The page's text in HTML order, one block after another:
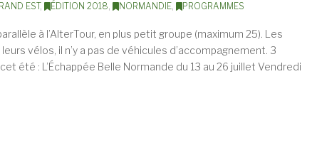
EST, ÉDITION 2018, NORMANDIE, PROGRAMMES
à l’AlterTour, en plus petit groupe (maximum 25). Les
vélos, il n’y a pas de véhicules d’accompagnement. 3
été : L’Échappée Belle Normande du 13 au 26 juillet Vendredi